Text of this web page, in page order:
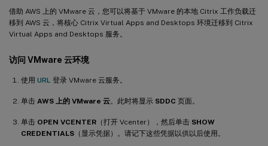
借助 AWS 上的 VMware 云，您可以将基于 VMware 的本地 Citrix 工作负载迁
移到 AWS 云，将核心 Citrix Virtual Apps and Desktops 环境迁移到 Citrix
Virtual Apps and Desktops 服务。
访问 VMware 云环境
使用 URL 登录 VMware 云服务。
单击 AWS 上的 VMware 云。此时将显示 SDDC 页面。
单击 OPEN VCENTER （打开 Vcenter），然后单击 SHOW
CREDENTIALS （显示凭据）。请记下这些凭据以供以后使用。